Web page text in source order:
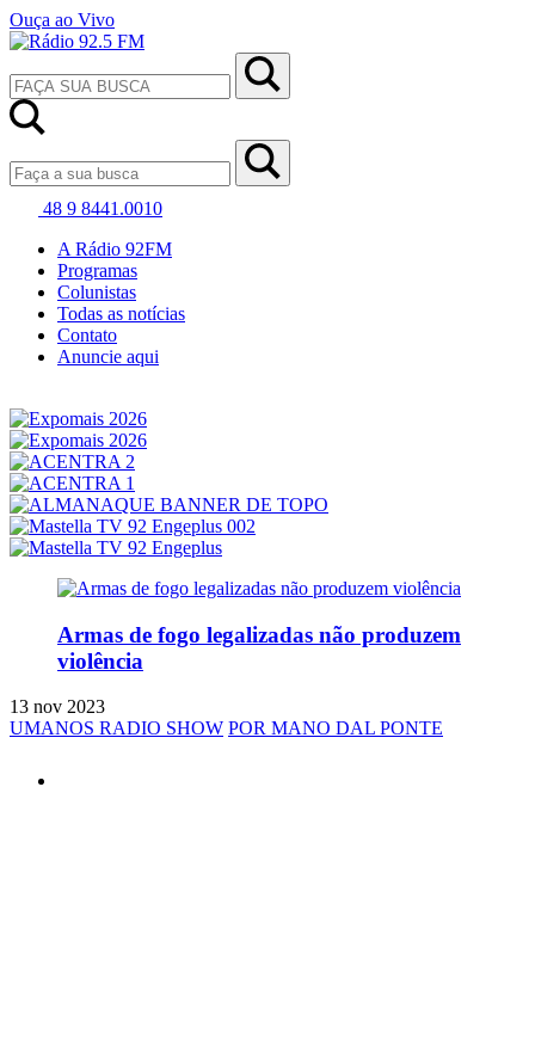
Ouça ao Vivo
48 9 8441.0010
A Rádio 92FM
Programas
Colunistas
Todas as notícias
Contato
Anuncie aqui
Armas de fogo legalizadas não produzem
violência
13 nov 2023
UMANOS RADIO SHOW POR MANO DAL PONTE